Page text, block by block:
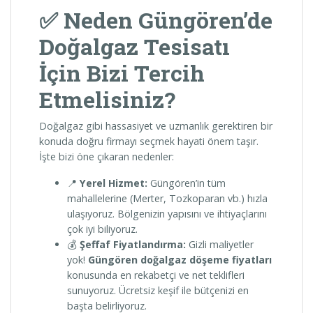
✅ Neden Güngören’de
Doğalgaz Tesisatı
İçin Bizi Tercih
Etmelisiniz?
Doğalgaz gibi hassasiyet ve uzmanlık gerektiren bir
konuda doğru firmayı seçmek hayati önem taşır.
İşte bizi öne çıkaran nedenler:
📍 Yerel Hizmet: Güngören’in tüm
mahallelerine (Merter, Tozkoparan vb.) hızla
ulaşıyoruz. Bölgenizin yapısını ve ihtiyaçlarını
çok iyi biliyoruz.
💰 Şeffaf Fiyatlandırma: Gizli maliyetler
yok! Güngören doğalgaz döşeme fiyatları
konusunda en rekabetçi ve net teklifleri
sunuyoruz. Ücretsiz keşif ile bütçenizi en
başta belirliyoruz.